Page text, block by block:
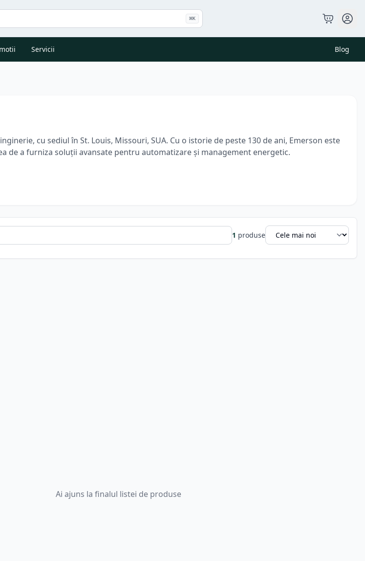
⌘K
Servicii Blog
cu sediul în St. Louis, Missouri, SUA. Cu o istorie de peste 130 de ani, Emerson este
de a furniza soluții avansate pentru automatizare și management energetic.
1 produse
Ai ajuns la finalul listei de produse